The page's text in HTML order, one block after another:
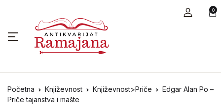
0
Početna Književnost Književnost>Priče
Edgar Alan Po –
Priče tajanstva i mašte